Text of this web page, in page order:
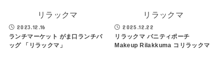
リラックマ
2023.12.16
ランチマーケット がま口ランチバ
ッグ 「リラックマ」
リラックマ
2025.12.22
リラックマ バニティポーチ
Makeup Rilakkuma コリラックマ